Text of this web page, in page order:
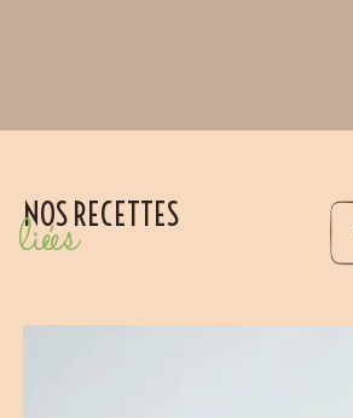
NOS RECETTES
liées